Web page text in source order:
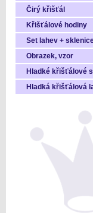
Čirý křišťál
Křišťálové hodiny
Set lahev +
Obrazek, vzor
Hladké křišťálové
Hladká křišťálová